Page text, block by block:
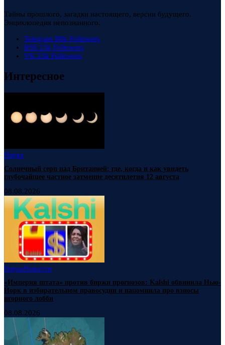
Тайны прошлого, загадки настоящего, версии будущего.
Энциклопедия непознанного.
Telegram 88k Followers
RSS 23k Followers
VK 23k Followers
Интересное
Наука
Солнечный серп над Британией: где, когда и как увидеть
глубочайшее частное затмение десятилетия 12 августа
08.08.2026
НаукаНовости
«Империя штата» против биржи прогнозов: Kalshi обвинила Нью-
Йорк в избирательном правосудии и напомнила про взносы
игорного лобби
08.08.2026